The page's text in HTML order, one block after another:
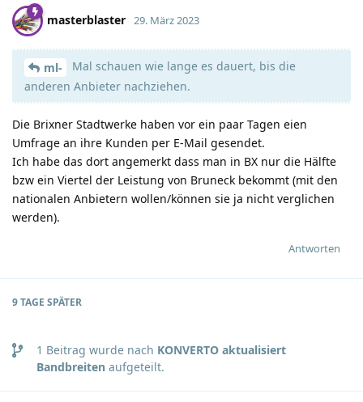
masterblaster 29. März 2023
ml-
Mal schauen wie lange es dauert, bis die
anderen Anbieter nachziehen.
Die Brixner Stadtwerke haben vor ein paar Tagen eien
Umfrage an ihre Kunden per E-Mail gesendet.
Ich habe das dort angemerkt dass man in BX nur die Hälfte
bzw ein Viertel der Leistung von Bruneck bekommt (mit den
nationalen Anbietern wollen/können sie ja nicht verglichen
werden).
Antworten
9 TAGE SPÄTER
1 Beitrag wurde nach KONVERTO aktualisiert
Bandbreiten aufgeteilt.